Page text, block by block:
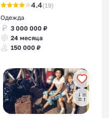
4.4(19)
Одежда
3 000 000 ₽
24 месяца
150 000 ₽